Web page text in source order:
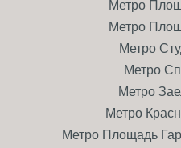
Метро
Метро
Метро
Метро
Метро
Метро
Метро Площадь